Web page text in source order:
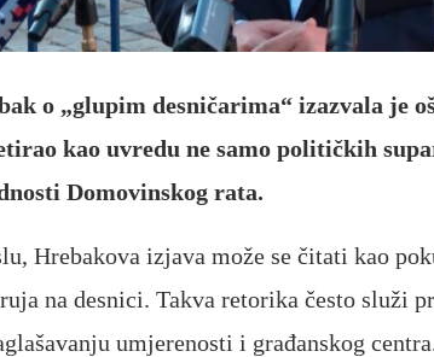
o „glupim desničarima“ izazvala je
kao uvredu ne samo političkih
Domovinskog rata.
Hrebakova izjava može se čitati kao
na desnici. Takva retorika često služi
umjerenosti i građanskog